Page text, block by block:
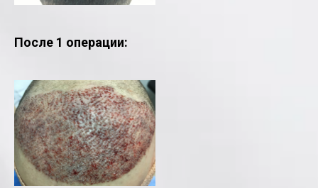
После 1 операции: